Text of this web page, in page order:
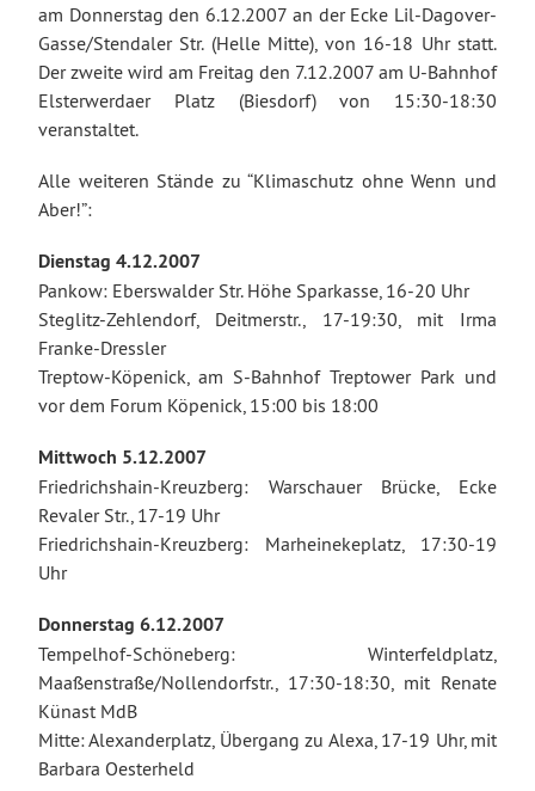
am Donnerstag den 6.12.2007 an der Ecke Lil-Dagover-
Gasse/Stendaler Str. (Helle Mitte), von 16-18 Uhr statt.
Der zweite wird am Freitag den 7.12.2007 am U-Bahnhof
Elsterwerdaer Platz (Biesdorf) von 15:30-18:30
veranstaltet.
Alle weiteren Stände zu “Klimaschutz ohne Wenn und
Aber!”:
Dienstag 4.12.2007
Pankow: Eberswalder Str. Höhe Sparkasse, 16-20 Uhr
Steglitz-Zehlendorf, Deitmerstr., 17-19:30, mit Irma
Franke-Dressler
Treptow-Köpenick, am S-Bahnhof Treptower Park und
vor dem Forum Köpenick, 15:00 bis 18:00
Mittwoch 5.12.2007
Friedrichshain-Kreuzberg: Warschauer Brücke, Ecke
Revaler Str., 17-19 Uhr
Friedrichshain-Kreuzberg: Marheinekeplatz, 17:30-19
Uhr
Donnerstag 6.12.2007
Tempelhof-Schöneberg: Winterfeldplatz,
Maaßenstraße/Nollendorfstr., 17:30-18:30, mit Renate
Künast MdB
Mitte: Alexanderplatz, Übergang zu Alexa, 17-19 Uhr, mit
Barbara Oesterheld